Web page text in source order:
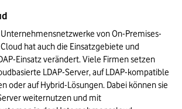
von On-Premises-
hat auch die Einsatzgebiete und
Einsatz verändert. Viele Firmen setzen
LDAP-Server, auf LDAP-kompatible
oder auf Hybrid-Lösungen. Dabei können sie
weiternutzen und mit